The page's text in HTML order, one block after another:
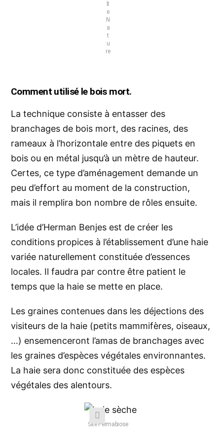
ît
e
N
a
t
u
re
Comment utilisé le bois mort.
La technique consiste à entasser des
branchages de bois mort, des racines, des
rameaux à l’horizontale entre des piquets en
bois ou en métal jusqu’à un mètre de hauteur.
Certes, ce type d’aménagement demande un
peu d’effort au moment de la construction,
mais il remplira bon nombre de rôles ensuite.
L’idée d’Herman Benjes est de créer les
conditions propices à l’établissement d’une haie
variée naturellement constituée d’essences
locales. Il faudra par contre être patient le
temps que la haie se mette en place.
Les graines contenues dans les déjections des
visiteurs de la haie (petits mammifères, oiseaux,
…) ensemenceront l’amas de branchages avec
les graines d’espèces végétales environnantes.
La haie sera donc constituée des espèces
végétales des alentours.
Site Permabiose